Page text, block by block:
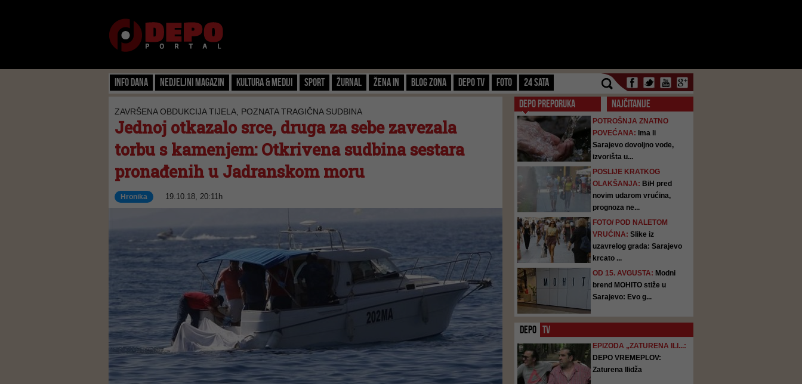
Info dana Nedjeljni magazin Kultura & Mediji Sport Žurnal Žena IN Blog zona Depo TV FOTO 24 SATA
ZAVRŠENA OBDUKCIJA TIJELA, POZNATA TRAGIČNA SUDBINA
Jednoj otkazalo srce, druga za sebe zavezala
torbu s kamenjem: Otkrivena sudbina sestara
pronađenih u Jadranskom moru
Hronika 19.10.18, 20:11h
DEPO PREPORUKA NAJČITANIJE
POTROŠNJA ZNATNO
POVEĆANA: Ima li
Sarajevo dovoljno vode,
izvorišta u...
POSLIJE KRATKOG
OLAKŠANJA: BiH pred
novim udarom vrućina,
prognoza ne...
FOTO/ POD NALETOM
VRUĆINA: Slike iz
uzavrelog grada: Sarajevo
krcato ...
OD 15. AVGUSTA: Modni
brend MOHITO stiže u
Sarajevo: Evo g...
DEPO TV
EPIZODA „ZATURENA ILI...:
DEPO VREMEPLOV:
Zaturena Ilidža